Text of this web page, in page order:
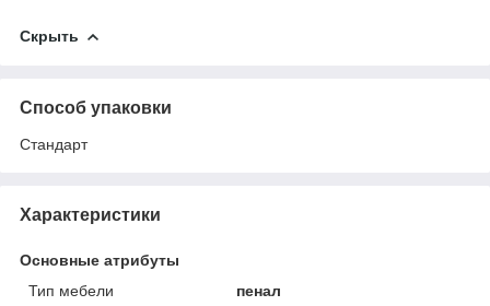
Скрыть
Способ упаковки
Стандарт
Характеристики
Основные атрибуты
Тип мебели
пенал